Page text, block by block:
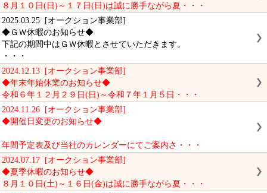
８月１０日(日)～１７日(日)は誠に勝手ながら夏・・・
2025.03.25 [オークション事業部]
◆ＧＷ休暇のお知らせ◆
下記の期間中はＧＷ休暇とさせていただきます。
・・・
2024.12.13 [オークション事業部]
◆年末年始休業のお知らせ◆
令和６年１２月２９日(日)～令和７年１月５日・・・
2024.11.26 [オークション事業部]
◆開催日変更のお知らせ◆
年間予定表及び当社のカレンダーにてご案内さ・・・
2024.07.17 [オークション事業部]
◆夏季休暇のお知らせ◆
８月１０日(土)～１６日(金)は誠に勝手ながら夏・・・